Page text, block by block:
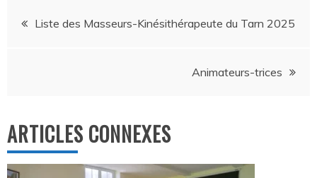
Navigation
Liste des Masseurs-Kinésithérapeute du Tarn 2025
Animateurs-trices
ARTICLES CONNEXES